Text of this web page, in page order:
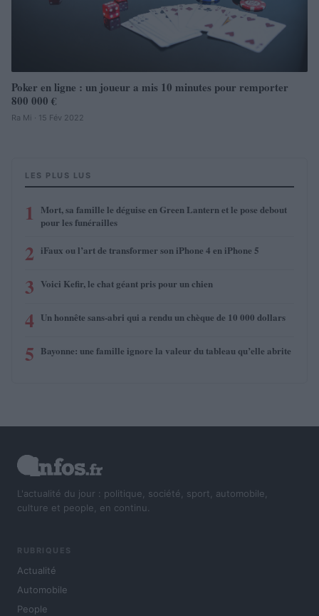
Poker en ligne : un joueur a mis 10 minutes pour remporter
800 000 €
Ra Mi · 15 Fév 2022
LES PLUS LUS
1
Mort, sa famille le déguise en Green Lantern et le pose debout
pour les funérailles
2 iFaux ou l’art de transformer son iPhone 4 en iPhone 5
3 Voici Kefir, le chat géant pris pour un chien
4 Un honnête sans-abri qui a rendu un chèque de 10 000 dollars
5 Bayonne: une famille ignore la valeur du tableau qu’elle abrite
L'actualité du jour : politique, société, sport, automobile,
culture et people, en continu.
RUBRIQUES
Actualité
Automobile
People